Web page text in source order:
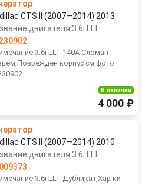
CTS II (2007—2014) 2013
двигателя 3.6i LLT
LLT 140A Сломан
корпус см.фото
В наличии
4 000 ₽
CTS II (2007—2014) 2010
двигателя 3.6i LLT
LLT Дубликат,Хар-ки